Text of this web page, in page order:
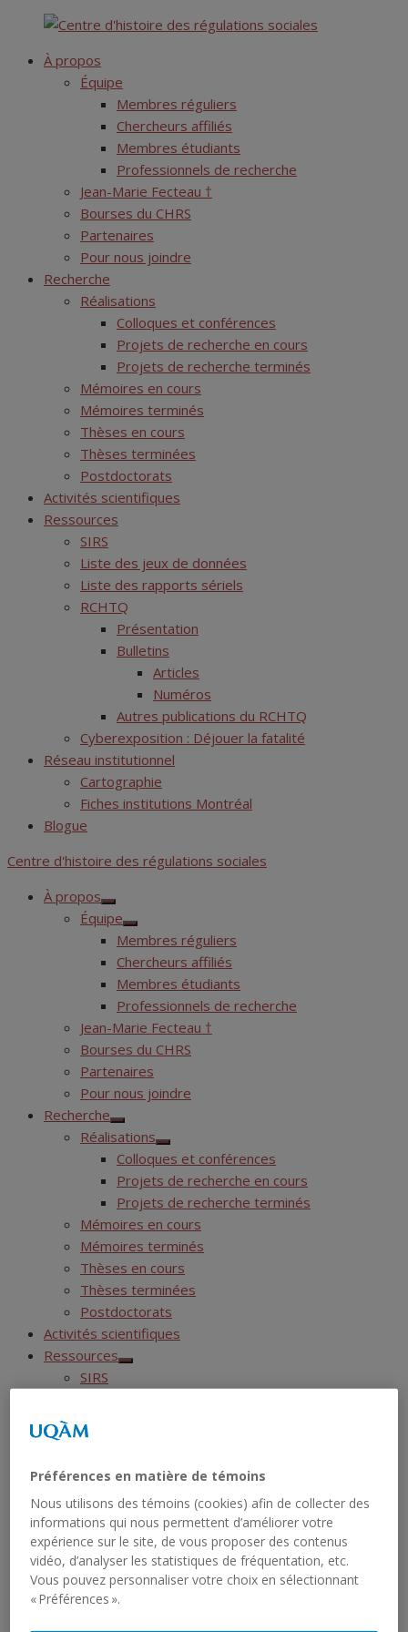
content
Centre d'histoire des régulations sociales
À propos
Équipe
Membres réguliers
Chercheurs affiliés
Membres étudiants
Professionnels de recherche
Jean-Marie Fecteau †
Bourses du CHRS
Partenaires
Pour nous joindre
Recherche
Réalisations
Colloques et conférences
Projets de recherche en cours
Projets de recherche terminés
Mémoires en cours
Mémoires terminés
Thèses en cours
Thèses terminées
Postdoctorats
Activités scientifiques
Ressources
SIRS
Liste des jeux de données
Liste des rapports sériels
RCHTQ
Présentation
Bulletins
Articles
Numéros
Autres publications du RCHTQ
Cyberexposition : Déjouer la fatalité
Réseau institutionnel
Cartographie
Fiches institutions Montréal
Blogue
Centre d'histoire des régulations sociales
À propos
Show
sub
menu
Équipe
Show
sub
menu
Membres réguliers
Chercheurs affiliés
Membres étudiants
Professionnels de recherche
Jean-Marie Fecteau †
Bourses du CHRS
Partenaires
Pour nous joindre
Recherche
Show
sub
menu
Réalisations
Show
sub
menu
Colloques et conférences
Projets de recherche en cours
Projets de recherche terminés
Mémoires en cours
Mémoires terminés
Thèses en cours
Thèses terminées
Postdoctorats
Activités scientifiques
Ressources
Show
SIRS
Liste des rapports sériels
RCHTQ
menu
Bulletins
Show
sub
menu
Articles
Numéros
Autres publications du RCHTQ
Cyberexposition : Déjouer la fatalité
Réseau institutionnel
Préférences en matière de témoins
Nous utilisons des témoins (cookies) afin de collecter des
informations qui nous permettent d’améliorer votre
expérience sur le site, de vous proposer des contenus
vidéo, d’analyser les statistiques de fréquentation, etc.
Vous pouvez personnaliser votre choix en sélectionnant
« Préférences ».